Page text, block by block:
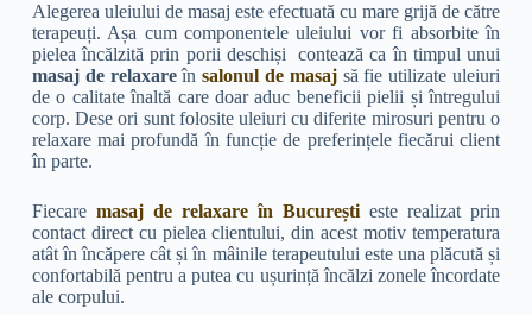
Alegerea uleiului de masaj este efectuată cu mare grijă de către
terapeuți. Așa cum componentele uleiului vor fi absorbite în
pielea încălzită prin porii deschiși contează ca în timpul unui
masaj de relaxareînsalonul de masajsă fie utilizate uleiuri
de o calitate înaltă care doar aduc beneficii pielii și întregului
corp. Dese ori sunt folosite uleiuri cu diferite mirosuri pentru o
relaxare mai profundă în funcție de preferințele fiecărui client
în parte.
Fiecare masaj de relaxare în București este realizat prin
contact direct cu pielea clientului, din acest motiv temperatura
atât în încăpere cât și în mâinile terapeutului este una plăcută și
confortabilă pentru a putea cu ușurință încălzi zonele încordate
ale corpului.